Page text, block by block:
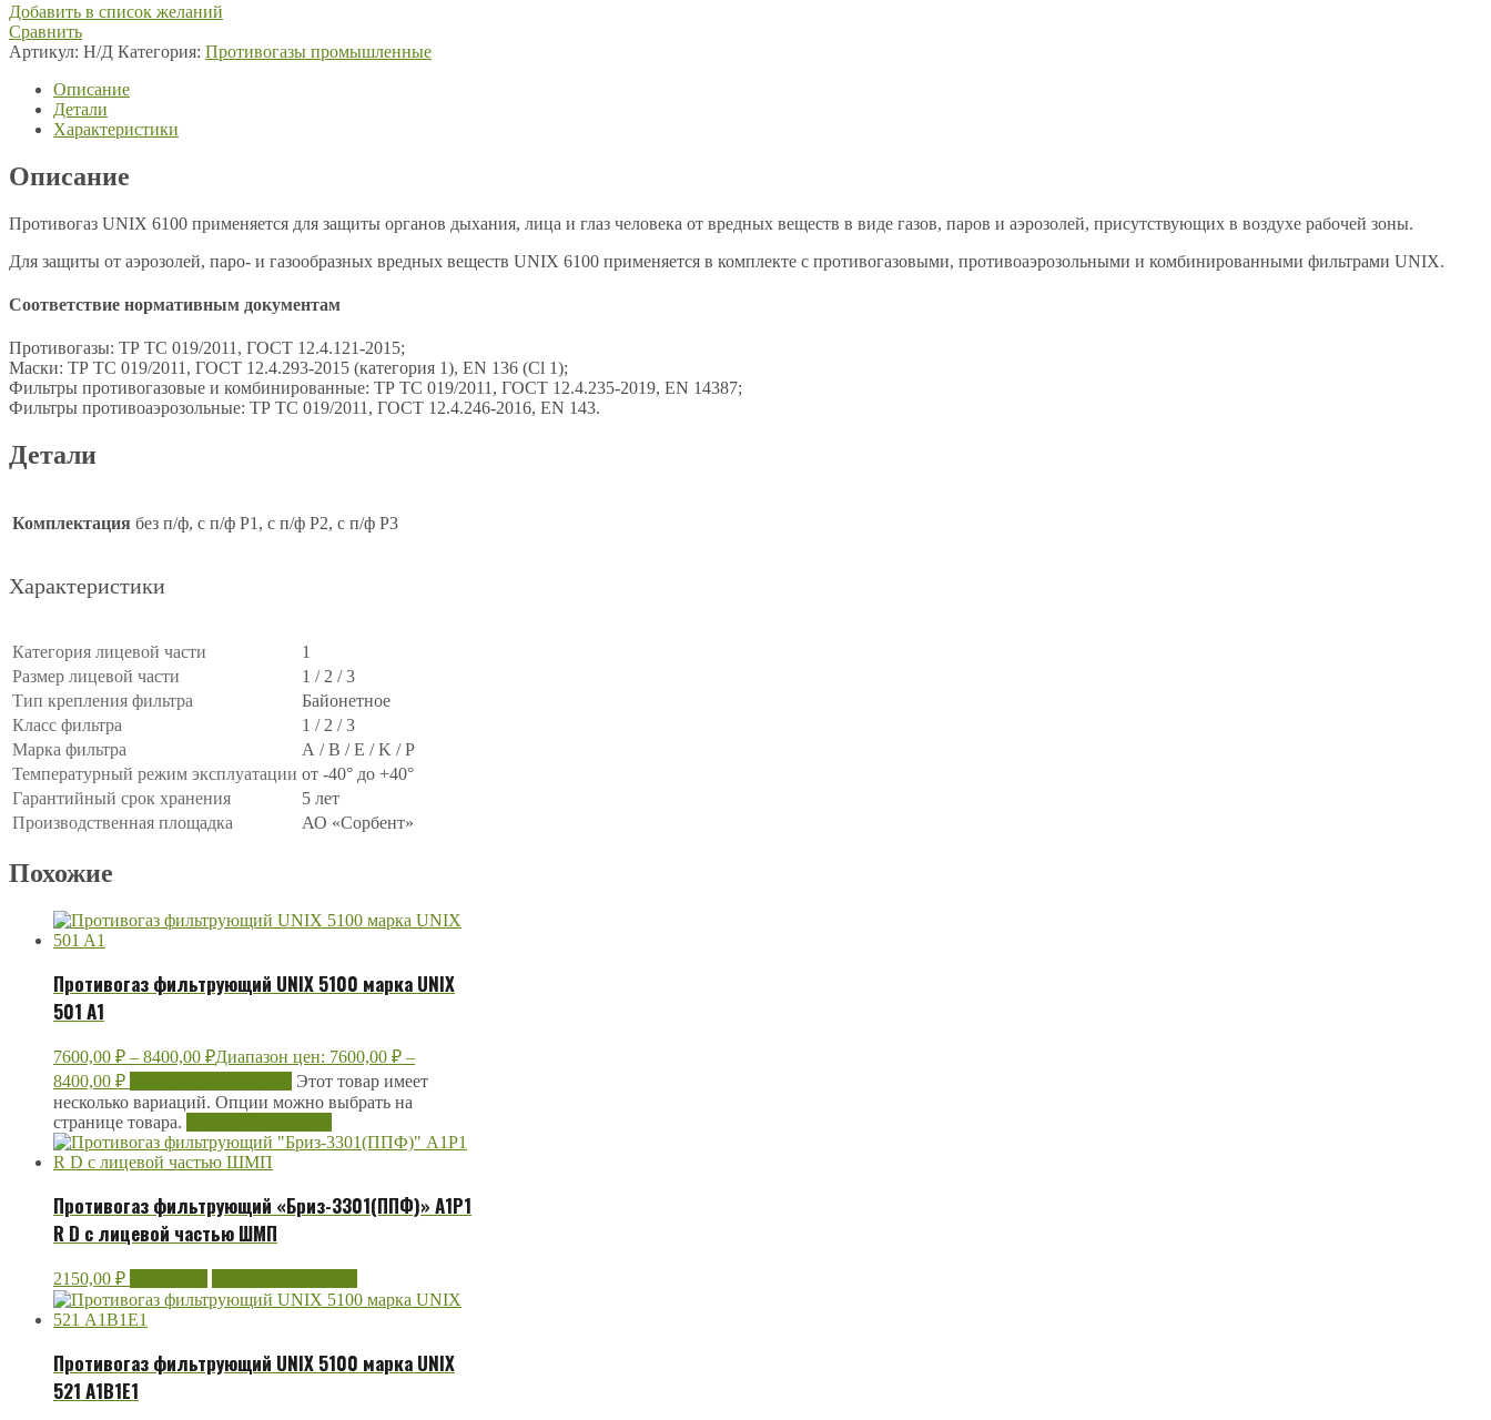
Добавить в список желаний
Сравнить
Артикул: Н/Д Категория: Противогазы промышленные
Описание
Детали
Характеристики
Описание
Противогаз UNIX 6100 применяется для защиты органов дыхания, лица и глаз человека от вредных веществ в виде газов, паров и аэрозолей, присутствующих в воздухе рабочей зоны.
Для защиты от аэрозолей, паро- и газообразных вредных веществ UNIX 6100 применяется в комплекте с противогазовыми, противоаэрозольными и комбинированными фильтрами UNIX.
Соответствие нормативным документам
Противогазы: ТР ТС 019/2011, ГОСТ 12.4.121-2015;
Маски: ТР ТС 019/2011, ГОСТ 12.4.293-2015 (категория 1), EN 136 (Cl 1);
Фильтры противогазовые и комбинированные: ТР ТС 019/2011, ГОСТ 12.4.235-2019, EN 14387;
Фильтры противоаэрозольные: ТР ТС 019/2011, ГОСТ 12.4.246-2016, EN 143.
Детали
Комплектация без п/ф, с п/ф Р1, с п/ф Р2, с п/ф Р3
Характеристики
Категория лицевой части
1
Размер лицевой части
1 / 2 / 3
Тип крепления фильтра
Байонетное
Класс фильтра
1 / 2 / 3
Марка фильтра
A / B / E / K / P
Температурный режим эксплуатации от -40° до +40°
Гарантийный срок хранения
5 лет
Производственная площадка
АО «Сорбент»
Похожие
Противогаз фильтрующий UNIX 5100 марка UNIX
501 A1
7600,00 ₽ – 8400,00 ₽Диапазон цен: 7600,00 ₽ –
8400,00 ₽
Этот товар имеет
несколько вариаций. Опции можно выбрать на
странице товара.
Противогаз фильтрующий «Бриз-3301(ППФ)» А1Р1
R D с лицевой частью ШМП
2150,00 ₽
Противогаз фильтрующий UNIX 5100 марка UNIX
521 А1В1Е1